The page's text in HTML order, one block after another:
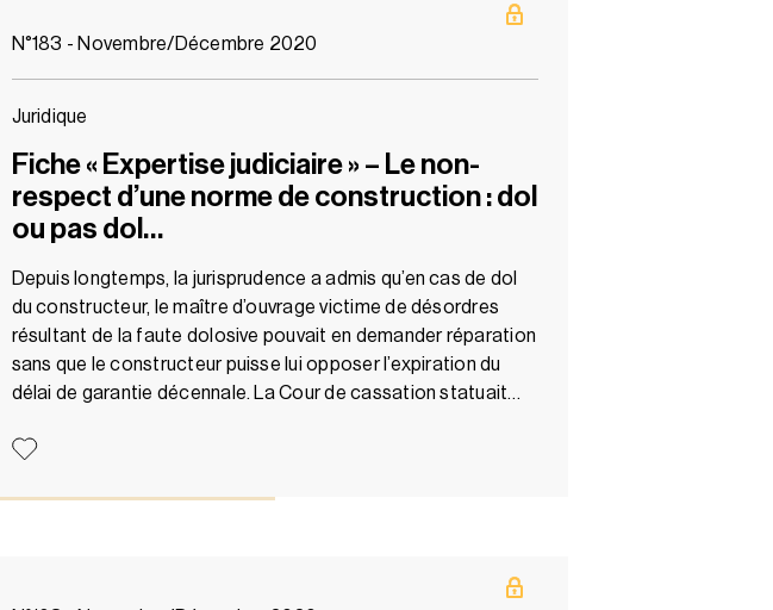
N°183 - Novembre/Décembre 2020
Juridique
Fiche « Expertise judiciaire » – Le non-
respect d’une norme de construction : dol
ou pas dol…
Depuis longtemps, la jurisprudence a admis qu’en cas de dol
du constructeur, le maître d’ouvrage victime de désordres
résultant de la faute dolosive pouvait en demander réparation
sans que le constructeur puisse lui opposer l’expiration du
délai de garantie décennale. La Cour de cassation statuait…